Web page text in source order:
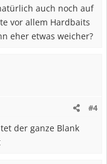
auch noch auf
vor allem Hardbaits
eher etwas weicher?
#4
der ganze Blank